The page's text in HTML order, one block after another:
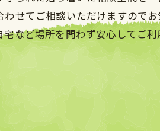
せてご相談いただけますので
など場所を問わず安心してご利